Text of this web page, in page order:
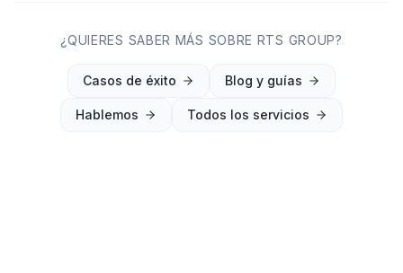
¿QUIERES SABER MÁS SOBRE RTS GROUP?
Casos de éxito Blog y guías
Hablemos Todos los servicios